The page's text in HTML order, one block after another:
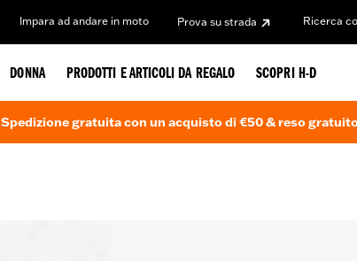
Impara ad andare in moto Prova su strada Ricerca
DONNA PRODOTTI E ARTICOLI DA REGALO SCOPRI H-D
Spedizione gratuita con un acquisto di €50 & reso